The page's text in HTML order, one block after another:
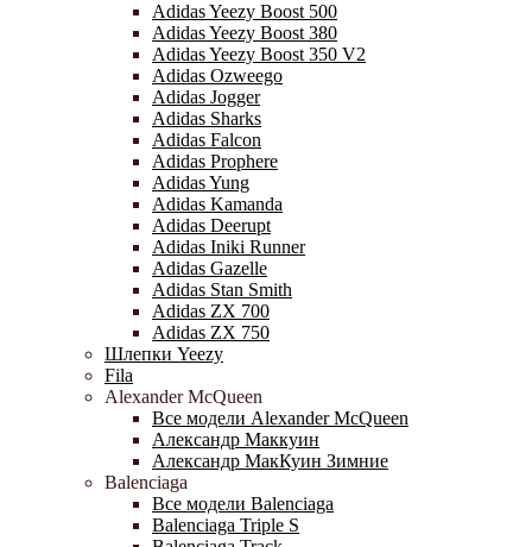
Adidas Yeezy Boost 500
Adidas Yeezy Boost 380
Adidas Yeezy Boost 350 V2
Adidas Ozweego
Adidas Jogger
Adidas Sharks
Adidas Falcon
Adidas Prophere
Adidas Yung
Adidas Kamanda
Adidas Deerupt
Adidas Iniki Runner
Adidas Gazelle
Adidas Stan Smith
Adidas ZX 700
Adidas ZX 750
Шлепки Yeezy
Fila
Alexander McQueen
Все модели Alexander McQueen
Александр Маккуин
Александр МакКуин Зимние
Balenciaga
Все модели Balenciaga
Balenciaga Triple S